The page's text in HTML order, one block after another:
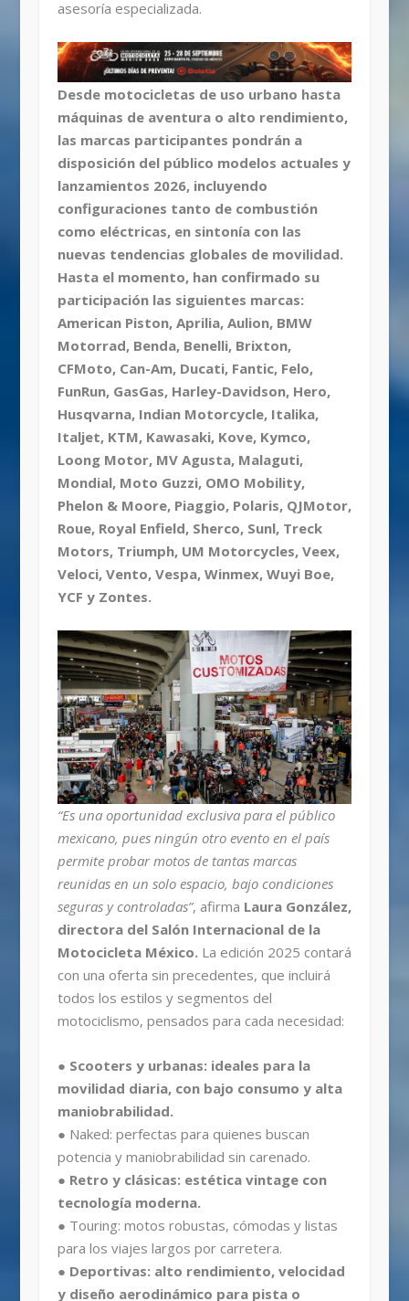
asesoría especializada.
Desde motocicletas de uso urbano hasta
máquinas de aventura o alto rendimiento,
las marcas participantes pondrán a
disposición del público modelos actuales y
lanzamientos 2026, incluyendo
configuraciones tanto de combustión
como eléctricas, en sintonía con las
nuevas tendencias globales de movilidad.
Hasta el momento, han confirmado su
participación las siguientes marcas:
American Piston, Aprilia, Aulion, BMW
Motorrad, Benda, Benelli, Brixton,
CFMoto, Can-Am, Ducati, Fantic, Felo,
FunRun, GasGas, Harley-Davidson, Hero,
Husqvarna, Indian Motorcycle, Italika,
Italjet, KTM, Kawasaki, Kove, Kymco,
Loong Motor, MV Agusta, Malaguti,
Mondial, Moto Guzzi, OMO Mobility,
Phelon & Moore, Piaggio, Polaris, QJMotor,
Roue, Royal Enfield, Sherco, Sunl, Treck
Motors, Triumph, UM Motorcycles, Veex,
Veloci, Vento, Vespa, Winmex, Wuyi Boe,
YCF y Zontes.
“Es una oportunidad exclusiva para el público
mexicano, pues ningún otro evento en el país
permite probar motos de tantas marcas
reunidas en un solo espacio, bajo condiciones
seguras y controladas”, afirma Laura González,
directora del Salón Internacional de la
Motocicleta México. La edición 2025 contará
con una oferta sin precedentes, que incluirá
todos los estilos y segmentos del
motociclismo, pensados para cada necesidad:
● Scooters y urbanas: ideales para la
movilidad diaria, con bajo consumo y alta
maniobrabilidad.
● Naked: perfectas para quienes buscan
potencia y maniobrabilidad sin carenado.
● Retro y clásicas: estética vintage con
tecnología moderna.
● Touring: motos robustas, cómodas y listas
para los viajes largos por carretera.
● Deportivas: alto rendimiento, velocidad
y diseño aerodinámico para pista o